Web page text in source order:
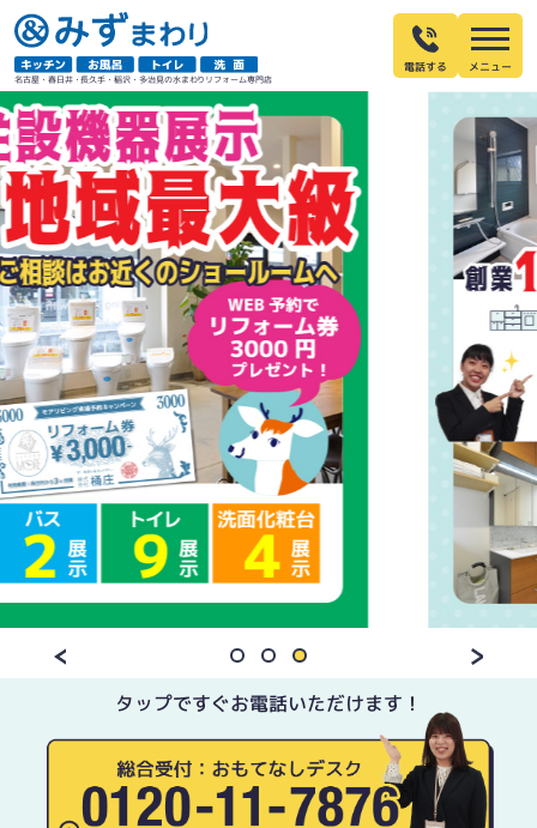
名古屋・春日井・長久手・稲沢・多治見の水まわりリフォーム専門店
電話する
タップですぐお電話いただけます！